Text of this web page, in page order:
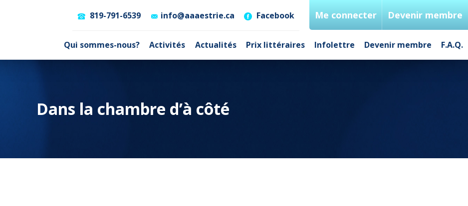
Qui sommes-nous? Activités Actualités Prix littéraires Infolettre Devenir membre F.A.Q.
819-791-6539 info@aaaestrie.ca Facebook Me connecter Devenir membre
Dans la chambre d’à côté